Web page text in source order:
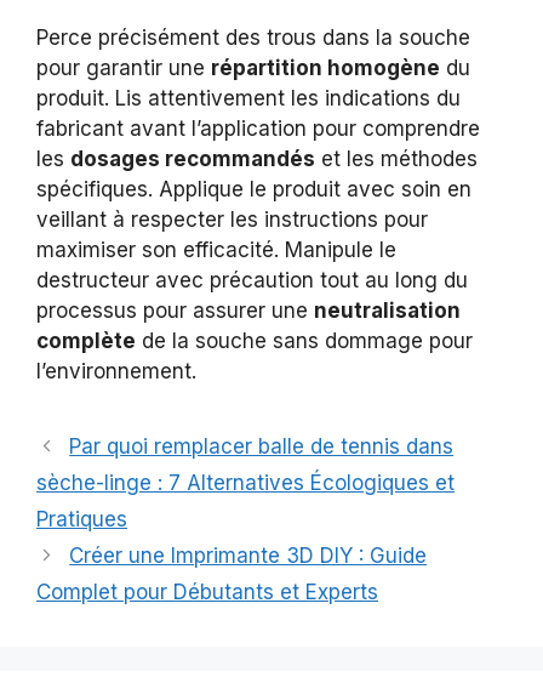
Perce précisément des trous dans la souche
pour garantir une répartition homogène du
produit. Lis attentivement les indications du
fabricant avant l’application pour comprendre
les dosages recommandés et les méthodes
spécifiques. Applique le produit avec soin en
veillant à respecter les instructions pour
maximiser son efficacité. Manipule le
destructeur avec précaution tout au long du
processus pour assurer une neutralisation
complète de la souche sans dommage pour
l’environnement.
Par quoi remplacer balle de tennis dans
sèche-linge : 7 Alternatives Écologiques et
Pratiques
Créer une Imprimante 3D DIY : Guide
Complet pour Débutants et Experts